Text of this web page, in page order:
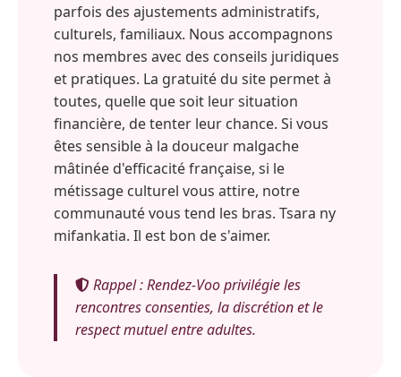
parfois des ajustements administratifs,
culturels, familiaux. Nous accompagnons
nos membres avec des conseils juridiques
et pratiques. La gratuité du site permet à
toutes, quelle que soit leur situation
financière, de tenter leur chance. Si vous
êtes sensible à la douceur malgache
mâtinée d'efficacité française, si le
métissage culturel vous attire, notre
communauté vous tend les bras. Tsara ny
mifankatia. Il est bon de s'aimer.
Rappel : Rendez-Voo privilégie les
rencontres consenties, la discrétion et le
respect mutuel entre adultes.